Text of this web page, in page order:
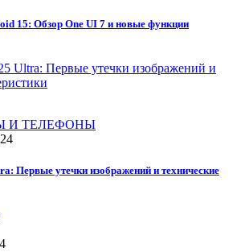
15: Обзор One UI 7 и новые функции
И ТЕЛЕФОНЫ
Первые утечки изображений и технические